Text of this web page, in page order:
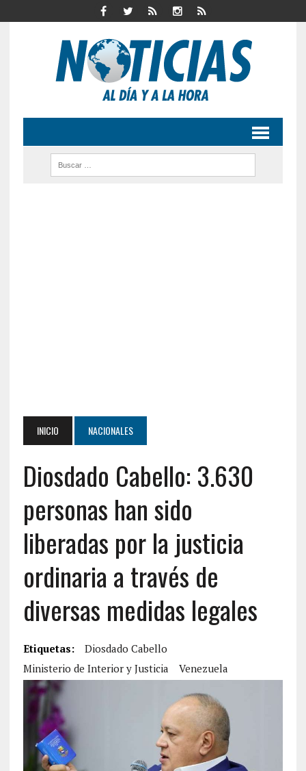
INICIO NACIONALES
Diosdado Cabello: 3.630
personas han sido
liberadas por la justicia
ordinaria a través de
diversas medidas legales
Etiquetas:
Diosdado Cabello
Ministerio de Interior y Justicia
Venezuela